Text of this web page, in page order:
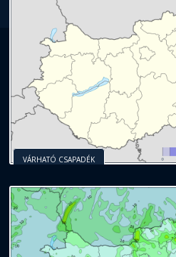
VÁRHATÓ CSAPADÉK